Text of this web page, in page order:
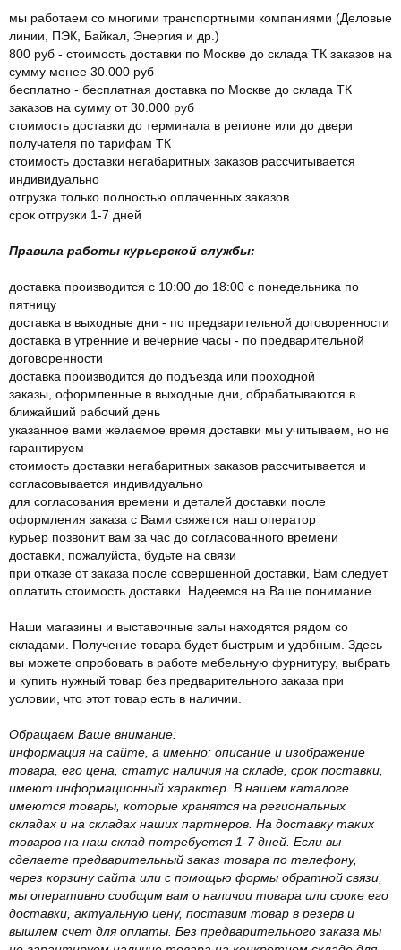
мы работаем со многими транспортными компаниями (Деловые
линии, ПЭК, Байкал, Энергия и др.)
800 руб - стоимость доставки по Москве до склада ТК заказов на
сумму менее 30.000 руб
бесплатно - бесплатная доставка по Москве до склада ТК
заказов на сумму от 30.000 руб
стоимость доставки до терминала в регионе или до двери
получателя по тарифам ТК
стоимость доставки негабаритных заказов рассчитывается
индивидуально
отгрузка только полностью оплаченных заказов
срок отгрузки 1-7 дней
Правила работы курьерской службы:
доставка производится с 10:00 до 18:00 с понедельника по
пятницу
доставка в выходные дни - по предварительной договоренности
доставка в утренние и вечерние часы - по предварительной
договоренности
доставка производится до подъезда или проходной
заказы, оформленные в выходные дни, обрабатываются в
ближайший рабочий день
указанное вами желаемое время доставки мы учитываем, но не
гарантируем
стоимость доставки негабаритных заказов рассчитывается и
согласовывается индивидуально
для согласования времени и деталей доставки после
оформления заказа с Вами свяжется наш оператор
курьер позвонит вам за час до согласованного времени
доставки, пожалуйста, будьте на связи
при отказе от заказа после совершенной доставки, Вам следует
оплатить стоимость доставки. Надеемся на Ваше понимание.
Наши магазины и выставочные залы находятся рядом со
складами. Получение товара будет быстрым и удобным. Здесь
вы можете опробовать в работе мебельную фурнитуру, выбрать
и купить нужный товар без предварительного заказа при
условии, что этот товар есть в наличии.
Обращаем Ваше внимание:
информация на сайте, а именно: описание и изображение
товара, его цена, статус наличия на складе, срок поставки,
имеют информационный характер. В нашем каталоге
имеются товары, которые хранятся на региональных
складах и на складах наших партнеров. На доставку таких
товаров на наш склад потребуется 1-7 дней. Если вы
сделаете предварительный заказ товара по телефону,
через корзину сайта или с помощью формы обратной связи,
мы оперативно сообщим вам о наличии товара или сроке его
доставки, актуальную цену, поставим товар в резерв и
вышлем счет для оплаты. Без предварительного заказа мы